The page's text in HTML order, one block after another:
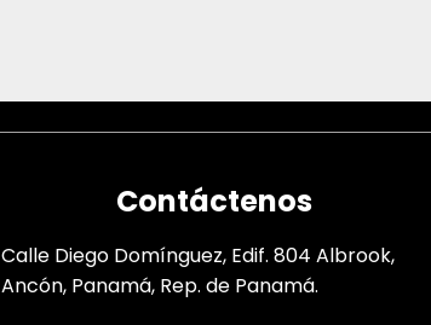
Contáctenos
Calle Diego Domínguez, Edif. 804 Albrook,
Ancón, Panamá, Rep. de Panamá.